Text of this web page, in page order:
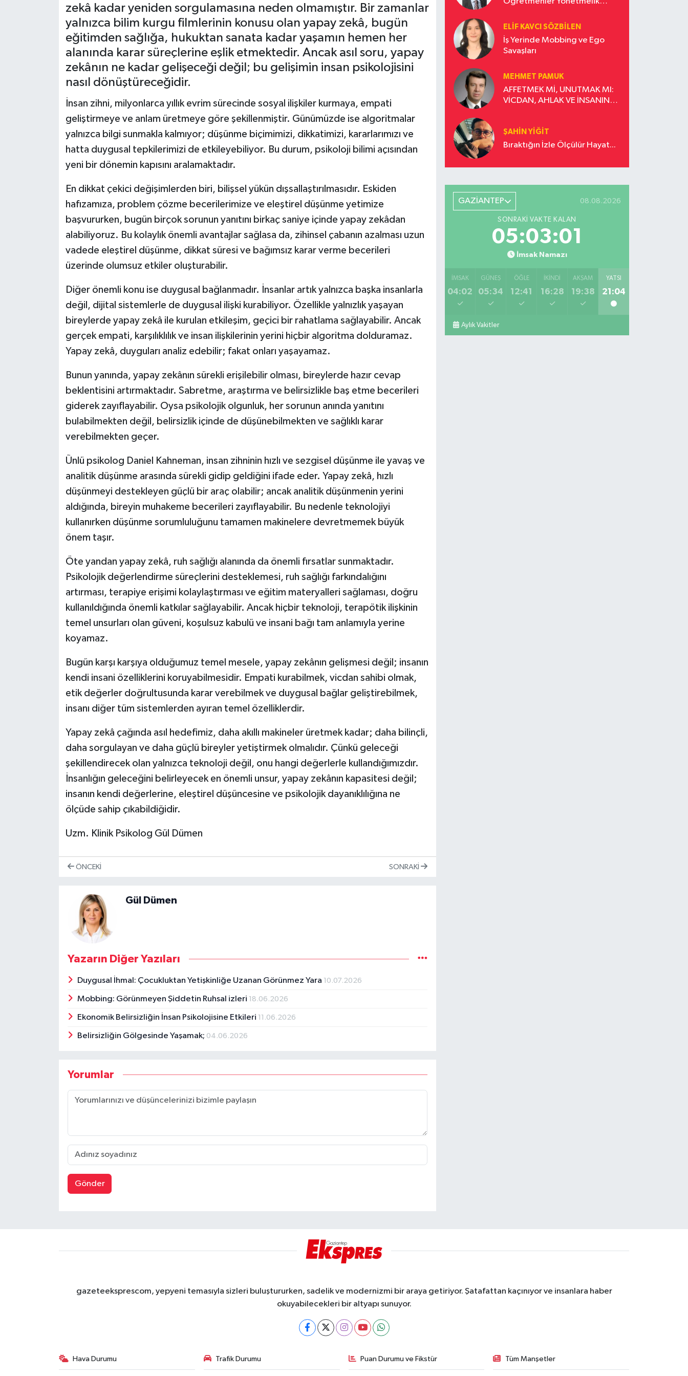
zekâ kadar yeniden sorgulamasına neden olmamıştır. Bir zamanlar
yalnızca bilim kurgu filmlerinin konusu olan yapay zekâ, bugün
eğitimden sağlığa, hukuktan sanata kadar yaşamın hemen her
alanında karar süreçlerine eşlik etmektedir. Ancak asıl soru, yapay
zekânın ne kadar gelişeceği değil; bu gelişimin insan psikolojisini
nasıl dönüştüreceğidir.
İnsan zihni, milyonlarca yıllık evrim sürecinde sosyal ilişkiler kurmaya, empati
geliştirmeye ve anlam üretmeye göre şekillenmiştir. Günümüzde ise algoritmalar
yalnızca bilgi sunmakla kalmıyor; düşünme biçimimizi, dikkatimizi, kararlarımızı ve
hatta duygusal tepkilerimizi de etkileyebiliyor. Bu durum, psikoloji bilimi açısından
yeni bir dönemin kapısını aralamaktadır.
En dikkat çekici değişimlerden biri, bilişsel yükün dışsallaştırılmasıdır. Eskiden
hafızamıza, problem çözme becerilerimize ve eleştirel düşünme yetimize
başvururken, bugün birçok sorunun yanıtını birkaç saniye içinde yapay zekâdan
alabiliyoruz. Bu kolaylık önemli avantajlar sağlasa da, zihinsel çabanın azalması uzun
vadede eleştirel düşünme, dikkat süresi ve bağımsız karar verme becerileri
üzerinde olumsuz etkiler oluşturabilir.
Diğer önemli konu ise duygusal bağlanmadır. İnsanlar artık yalnızca başka insanlarla
değil, dijital sistemlerle de duygusal ilişki kurabiliyor. Özellikle yalnızlık yaşayan
bireylerde yapay zekâ ile kurulan etkileşim, geçici bir rahatlama sağlayabilir. Ancak
gerçek empati, karşılıklılık ve insan ilişkilerinin yerini hiçbir algoritma dolduramaz.
Yapay zekâ, duyguları analiz edebilir; fakat onları yaşayamaz.
Bunun yanında, yapay zekânın sürekli erişilebilir olması, bireylerde hazır cevap
beklentisini artırmaktadır. Sabretme, araştırma ve belirsizlikle baş etme becerileri
giderek zayıflayabilir. Oysa psikolojik olgunluk, her sorunun anında yanıtını
bulabilmekten değil, belirsizlik içinde de düşünebilmekten ve sağlıklı karar
verebilmekten geçer.
Ünlü psikolog Daniel Kahneman, insan zihninin hızlı ve sezgisel düşünme ile yavaş ve
analitik düşünme arasında sürekli gidip geldiğini ifade eder. Yapay zekâ, hızlı
düşünmeyi destekleyen güçlü bir araç olabilir; ancak analitik düşünmenin yerini
aldığında, bireyin muhakeme becerileri zayıflayabilir. Bu nedenle teknolojiyi
kullanırken düşünme sorumluluğunu tamamen makinelere devretmemek büyük
önem taşır.
Öte yandan yapay zekâ, ruh sağlığı alanında da önemli fırsatlar sunmaktadır.
Psikolojik değerlendirme süreçlerini desteklemesi, ruh sağlığı farkındalığını
artırması, terapiye erişimi kolaylaştırması ve eğitim materyalleri sağlaması, doğru
kullanıldığında önemli katkılar sağlayabilir. Ancak hiçbir teknoloji, terapötik ilişkinin
temel unsurları olan güveni, koşulsuz kabulü ve insani bağı tam anlamıyla yerine
koyamaz.
Bugün karşı karşıya olduğumuz temel mesele, yapay zekânın gelişmesi değil; insanın
kendi insani özelliklerini koruyabilmesidir. Empati kurabilmek, vicdan sahibi olmak,
etik değerler doğrultusunda karar verebilmek ve duygusal bağlar geliştirebilmek,
insanı diğer tüm sistemlerden ayıran temel özelliklerdir.
Yapay zekâ çağında asıl hedefimiz, daha akıllı makineler üretmek kadar; daha bilinçli,
daha sorgulayan ve daha güçlü bireyler yetiştirmek olmalıdır. Çünkü geleceği
şekillendirecek olan yalnızca teknoloji değil, onu hangi değerlerle kullandığımızdır.
İnsanlığın geleceğini belirleyecek en önemli unsur, yapay zekânın kapasitesi değil;
insanın kendi değerlerine, eleştirel düşüncesine ve psikolojik dayanıklılığına ne
ölçüde sahip çıkabildiğidir.
Uzm. Klinik Psikolog Gül Dümen
ÖNCEKI SONRAKI
Gül Dümen
Yazarın Diğer Yazıları
Duygusal İhmal: Çocukluktan Yetişkinliğe Uzanan Görünmez Yara 10.07.2026
Mobbing: Görünmeyen Şiddetin Ruhsal izleri 18.06.2026
Ekonomik Belirsizliğin İnsan Psikolojisine Etkileri 11.06.2026
Belirsizliğin Gölgesinde Yaşamak; 04.06.2026
Yorumlar
Gönder
ELIF KAVCI SÖZBILEN
İş Yerinde Mobbing ve Ego
Savaşları
MEHMET PAMUK
AFFETMEK Mİ, UNUTMAK MI:
VİCDAN, AHLAK VE İNSANIN
ŞAHIN YIĞIT
Bıraktığın İzle Ölçülür Hayat...
GAZİANTEP 08.08.2026
SONRAKI VAKTE KALAN
05:03:01
İmsak Namazı
İMSAK
04:02
GÜNEŞ
05:34
ÖĞLE
12:41
İKINDI
16:28
AKŞAM
19:38
YATSI
21:04
Aylık Vakitler
gazeteeksprescom, yepyeni temasıyla sizleri buluştururken, sadelik ve modernizmi bir araya getiriyor. Şatafattan kaçınıyor ve insanlara haber
okuyabilecekleri bir altyapı sunuyor.
Hava Durumu Trafik Durumu Puan Durumu ve Fikstür Tüm Manşetler
Resmi İlanlar
Sinemalar
Teknoloji
Video Haber
Yeme-İçme